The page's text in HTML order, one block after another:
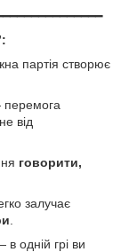
партія створює
від
говорити,
залучає
в одній грі ви